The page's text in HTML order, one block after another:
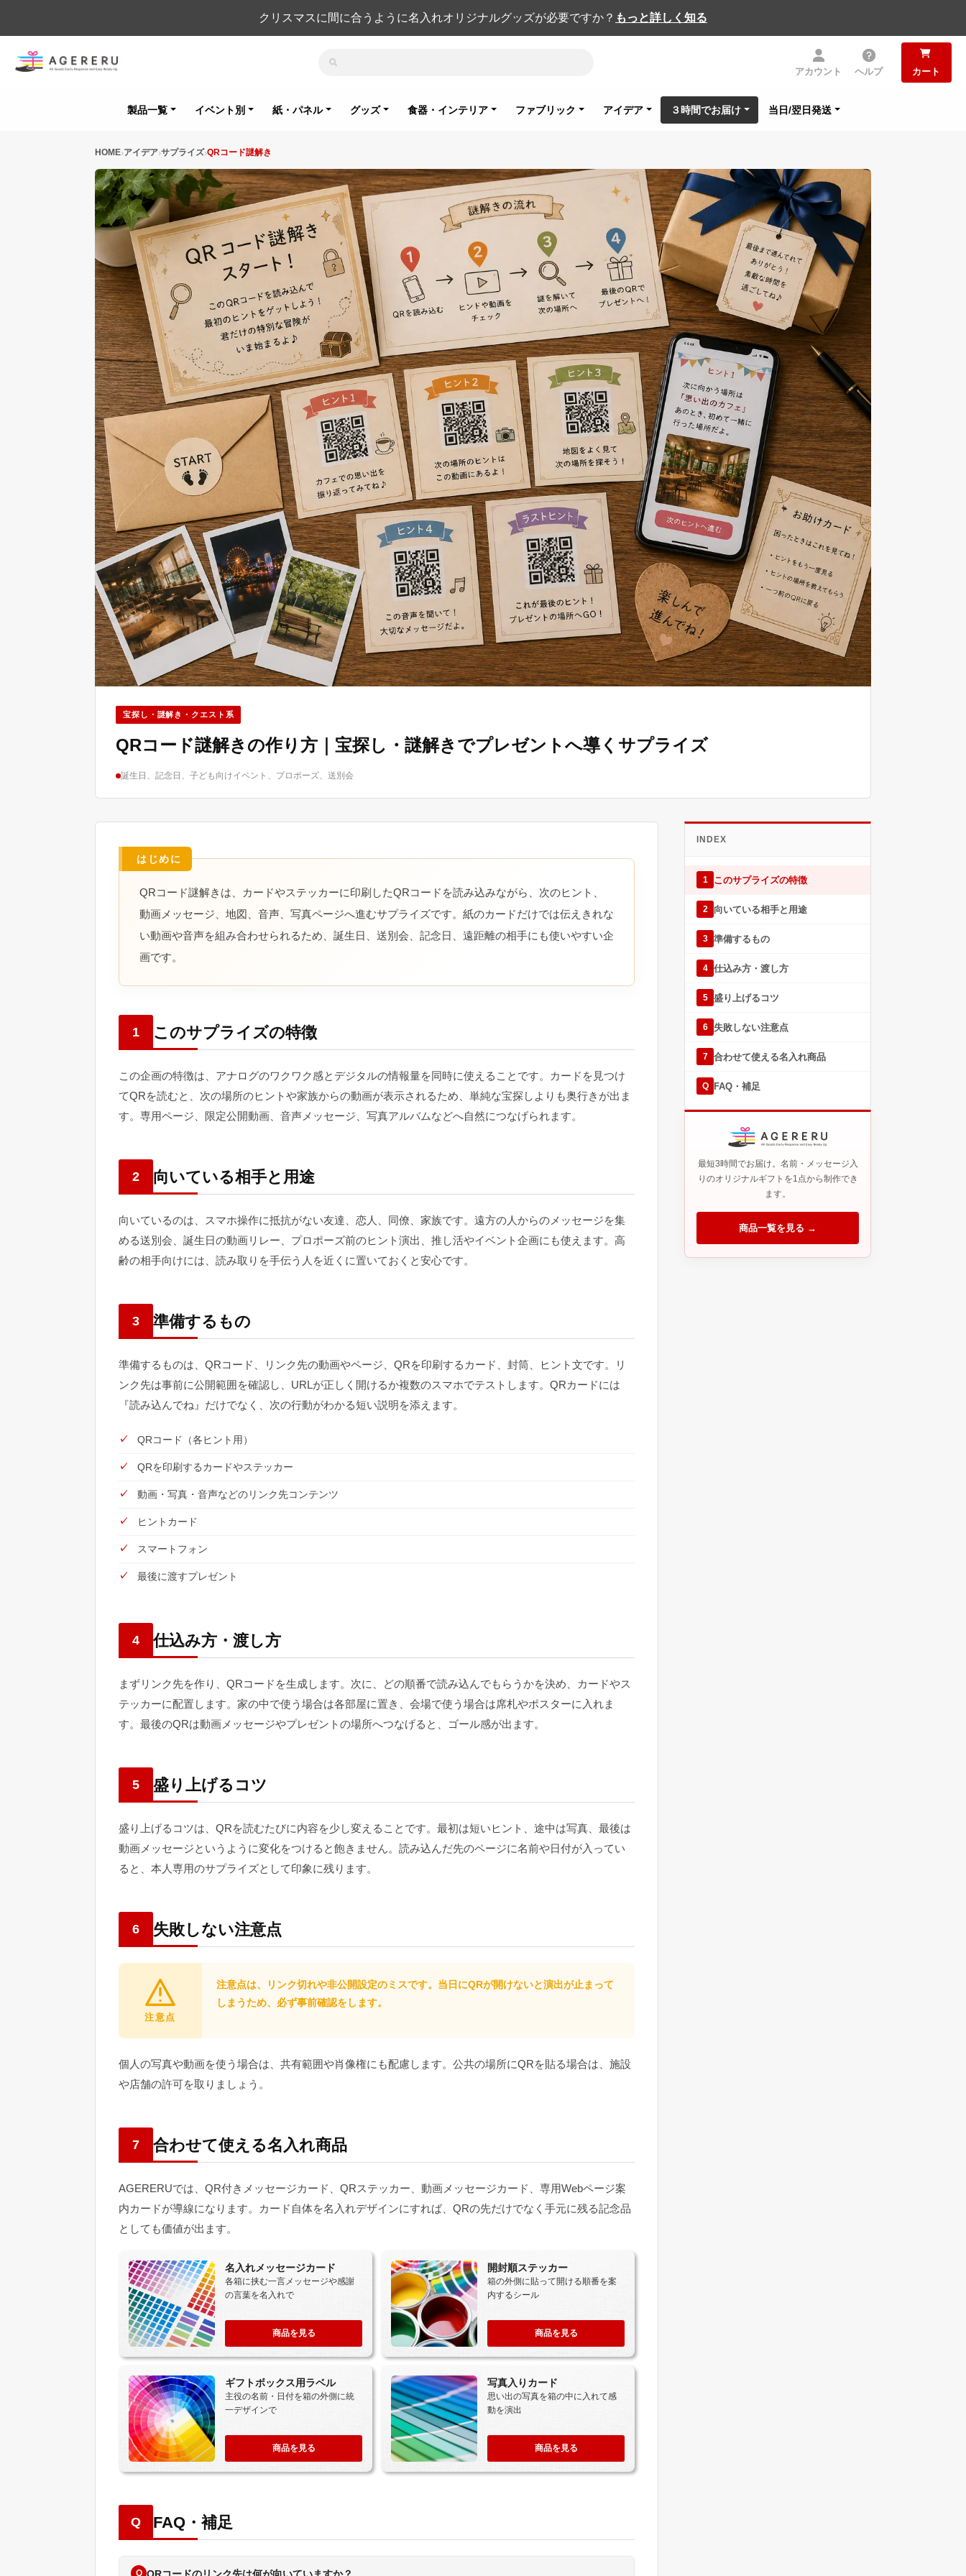
クリスマスに間に合うように名入れオリジナルグッズが必要ですか？ もっと詳しく知る
アカウント ヘルプ カート
製品一覧 イベント別 紙・パネル グッズ 食器・インテリア ファブリック アイデア ３時間でお届け 当日/翌日発送
HOME アイデア サプライズ QRコード謎解き
宝探し・謎解き・クエスト系
QRコード謎解きの作り方｜宝探し・謎解きでプレゼントへ導くサプライズ
誕生日、記念日、子ども向けイベント、プロポーズ、送別会
QRコード謎解きは、カードやステッカーに印刷したQRコードを読み込みながら、次のヒント、
動画メッセージ、地図、音声、写真ページへ進むサプライズです。紙のカードだけでは伝えきれな
い動画や音声を組み合わせられるため、誕生日、送別会、記念日、遠距離の相手にも使いやすい企
画です。
1 このサプライズの特徴
この企画の特徴は、アナログのワクワク感とデジタルの情報量を同時に使えることです。カードを見つけ
てQRを読むと、次の場所のヒントや家族からの動画が表示されるため、単純な宝探しよりも奥行きが出ま
す。専用ページ、限定公開動画、音声メッセージ、写真アルバムなどへ自然につなげられます。
2 向いている相手と用途
向いているのは、スマホ操作に抵抗がない友達、恋人、同僚、家族です。遠方の人からのメッセージを集
める送別会、誕生日の動画リレー、プロポーズ前のヒント演出、推し活やイベント企画にも使えます。高
齢の相手向けには、読み取りを手伝う人を近くに置いておくと安心です。
3 準備するもの
準備するものは、QRコード、リンク先の動画やページ、QRを印刷するカード、封筒、ヒント文です。リ
ンク先は事前に公開範囲を確認し、URLが正しく開けるか複数のスマホでテストします。QRカードには
『読み込んでね』だけでなく、次の行動がわかる短い説明を添えます。
QRコード（各ヒント用）
QRを印刷するカードやステッカー
動画・写真・音声などのリンク先コンテンツ
ヒントカード
スマートフォン
最後に渡すプレゼント
4 仕込み方・渡し方
まずリンク先を作り、QRコードを生成します。次に、どの順番で読み込んでもらうかを決め、カードやス
テッカーに配置します。家の中で使う場合は各部屋に置き、会場で使う場合は席札やポスターに入れま
す。最後のQRは動画メッセージやプレゼントの場所へつなげると、ゴール感が出ます。
5 盛り上げるコツ
盛り上げるコツは、QRを読むたびに内容を少し変えることです。最初は短いヒント、途中は写真、最後は
動画メッセージというように変化をつけると飽きません。読み込んだ先のページに名前や日付が入ってい
ると、本人専用のサプライズとして印象に残ります。
6 失敗しない注意点
注意点
注意点は、リンク切れや非公開設定のミスです。当日にQRが開けないと演出が止まって
しまうため、必ず事前確認をします。
個人の写真や動画を使う場合は、共有範囲や肖像権にも配慮します。公共の場所にQRを貼る場合は、施設
や店舗の許可を取りましょう。
7 合わせて使える名入れ商品
AGERERUでは、QR付きメッセージカード、QRステッカー、動画メッセージカード、専用Webページ案
内カードが導線になります。カード自体を名入れデザインにすれば、QRの先だけでなく手元に残る記念品
としても価値が出ます。
名入れメッセージカード
各箱に挟む一言メッセージや感謝
の言葉を名入れで
商品を見る
開封順ステッカー
箱の外側に貼って開ける順番を案
内するシール
商品を見る
ギフトボックス用ラベル
主役の名前・日付を箱の外側に統
一デザインで
商品を見る
写真入りカード
思い出の写真を箱の中に入れて感
動を演出
商品を見る
Q FAQ・補足
Q
INDEX
1 このサプライズの特徴
2 向いている相手と用途
3 準備するもの
4 仕込み方・渡し方
5 盛り上げるコツ
6 失敗しない注意点
7 合わせて使える名入れ商品
Q FAQ・補足
最短3時間でお届け。名前・メッセージ入
りのオリジナルギフトを1点から制作でき
ます。
商品一覧を見る →